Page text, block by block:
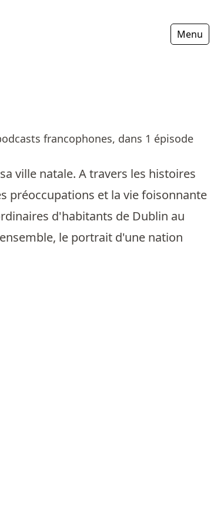
Menu
francophones, dans 1 épisode
ville natale. A travers les histoires
préoccupations et la vie foisonnante
d'habitants de Dublin au
le portrait d'une nation